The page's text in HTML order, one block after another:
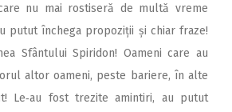
nu mai rostiseră de multă vreme
putut închega propoziții și chiar fraze!
Sfântului Spiridon! Oameni care au
altor oameni, peste bariere, în alte
Le‑au fost trezite amintiri, au putut